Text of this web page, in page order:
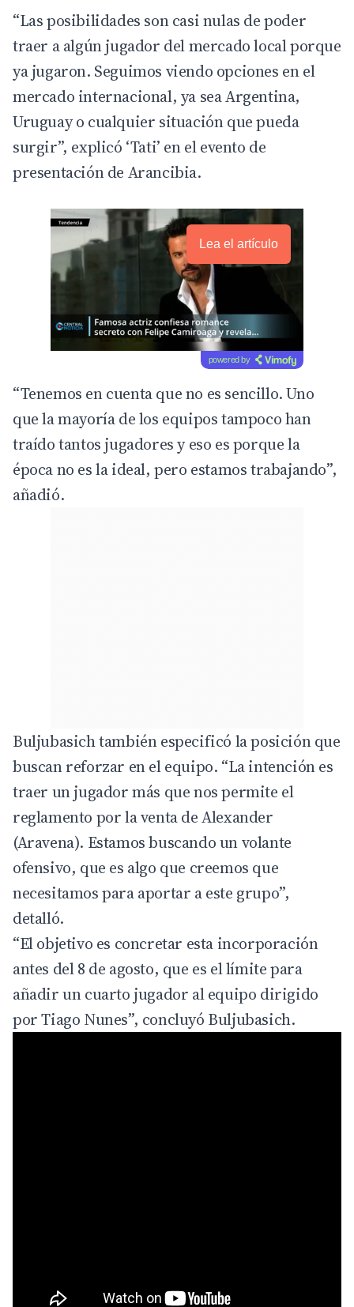
“Las posibilidades son casi nulas de poder
traer a algún jugador del mercado local porque
ya jugaron. Seguimos viendo opciones en el
mercado internacional, ya sea Argentina,
Uruguay o cualquier situación que pueda
surgir”, explicó ‘Tati’ en el evento de
presentación de Arancibia.
Lea el artículo
powered by
“Tenemos en cuenta que no es sencillo. Uno
que la mayoría de los equipos tampoco han
traído tantos jugadores y eso es porque la
época no es la ideal, pero estamos trabajando”,
añadió.
Buljubasich también especificó la posición que
buscan reforzar en el equipo. “La intención es
traer un jugador más que nos permite el
reglamento por la venta de Alexander
(Aravena). Estamos buscando un volante
ofensivo, que es algo que creemos que
necesitamos para aportar a este grupo”,
detalló.
“El objetivo es concretar esta incorporación
antes del 8 de agosto, que es el límite para
añadir un cuarto jugador al equipo dirigido
por Tiago Nunes”, concluyó Buljubasich.